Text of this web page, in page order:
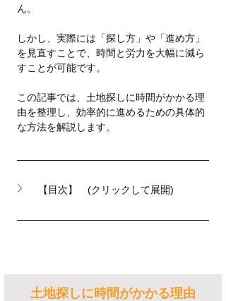
ん。
しかし、実際には「探し方」や「進め方」
を見直すことで、時間と労力を大幅に減ら
すことが可能です。
この記事では、土地探しに時間がかかる理
由を整理し、効率的に進めるための具体的
な方法を解説します。
【目次】　(クリックして展開)
土地探しに時間がかかる理由